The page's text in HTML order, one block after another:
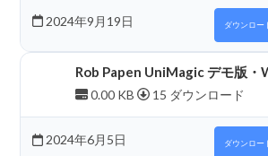
2024年9月19日 ダウンロー
Rob Papen UniMagic デモ版
0.00 KB 15 ダウンロード
2024年6月5日 ダウンロー